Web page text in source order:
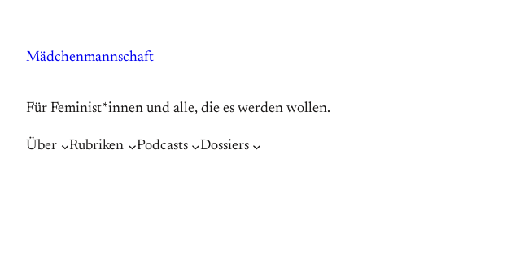
springen
Mädchenmannschaft
Für Feminist*innen und alle, die es werden wollen.
Über Rubriken Podcasts Dossiers